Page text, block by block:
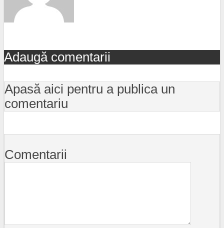
Adaugă comentarii
Apasă aici pentru a publica un
comentariu
Comentarii